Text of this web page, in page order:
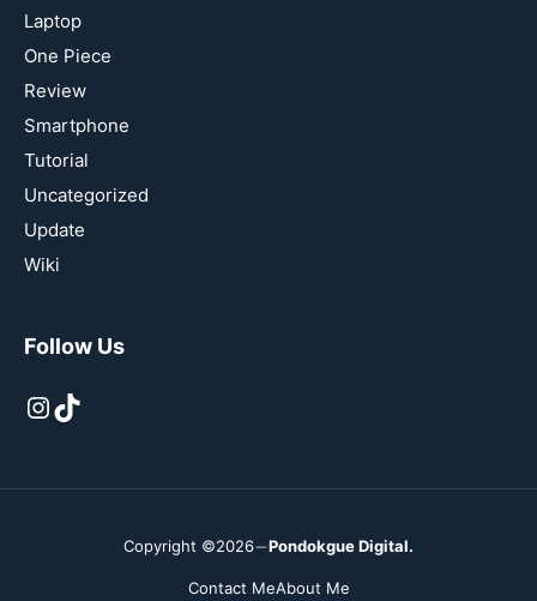
Laptop
One Piece
Review
Smartphone
Tutorial
Uncategorized
Update
Wiki
Follow Us
Instagram
TikTok
Copyright ©2026 Pondokgue Digital.
Contact MeAbout Me